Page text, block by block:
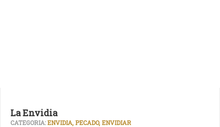
La Envidia
CATEGORIA:ENVIDIA, PECADO, ENVIDIAR